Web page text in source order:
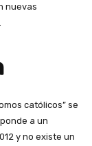
nuevas
católicos” se
a un
y no existe un